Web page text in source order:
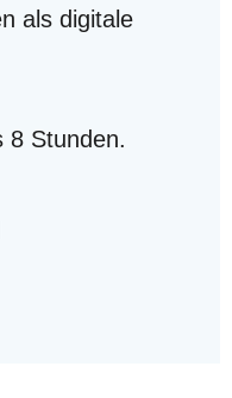
als digitale
8 Stunden.